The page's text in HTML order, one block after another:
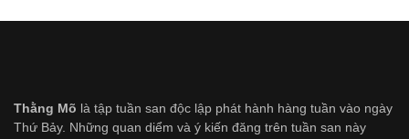
Thằng Mõ là tập tuần san độc lập phát hành hàng tuần vào ngày
Thứ Bảy. Những quan diểm và ý kiến đăng trên tuần san này